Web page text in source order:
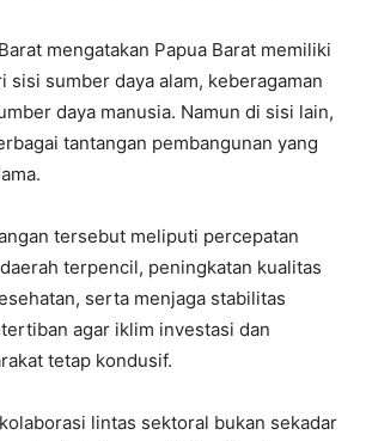
mengatakan Papua Barat memiliki
sisi sumber daya alam, keberagaman
daya manusia. Namun di sisi lain,
tantangan pembangunan yang
tersebut meliputi percepatan
terpencil, peningkatan kualitas
serta menjaga stabilitas
agar iklim investasi dan
tetap kondusif.
lintas sektoral bukan sekadar